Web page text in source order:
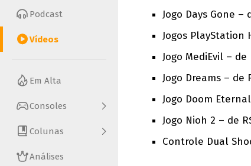
Podcast
Vídeos
Em Alta
Consoles
Colunas
Análises
Jogo Days Gone –
Jogos PlayStation
Jogo MediEvil – de
Jogo Dreams – de
Jogo Doom
Jogo Nioh 2 – de
Controle Dual